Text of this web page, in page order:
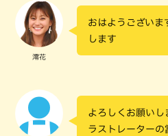
澪花
おはようございま
します
よろしくお願いし
ラストレーターの